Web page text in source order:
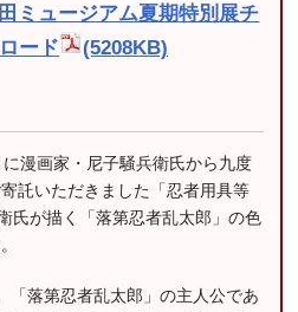
ミュージアム夏期特別展チ
ード
(5208KB)
漫画家・尼子騒兵衛氏から九度
託いただきました「忍者用具等
氏が描く「落第忍者乱太郎」の色
「落第忍者乱太郎」の主人公であ